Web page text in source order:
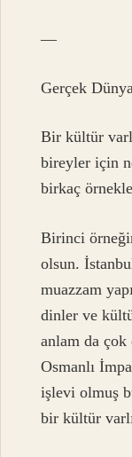
—
Gerçek
Bir kültür
bireyler için
birkaç
Birinci
olsun.
muazzam
dinler ve
anlam da
Osmanlı
işlevi olmuş
bir kültür